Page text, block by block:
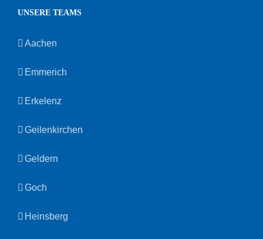
UNSERE TEAMS
Aachen
Emmerich
Erkelenz
Geilenkirchen
Geldern
Goch
Heinsberg